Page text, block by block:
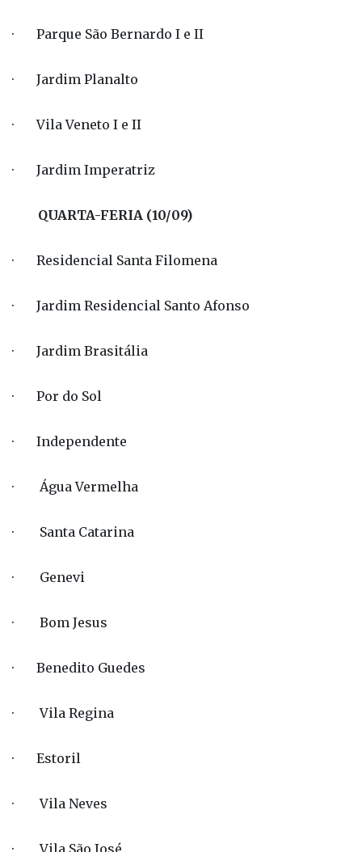
· Parque São Bernardo I e II
· Jardim Planalto
· Vila Veneto I e II
· Jardim Imperatriz
QUARTA-FERIA (10/09)
· Residencial Santa Filomena
· Jardim Residencial Santo Afonso
· Jardim Brasitália
· Por do Sol
· Independente
· Água Vermelha
· Santa Catarina
· Genevi
· Bom Jesus
· Benedito Guedes
· Vila Regina
· Estoril
· Vila Neves
· Vila São José